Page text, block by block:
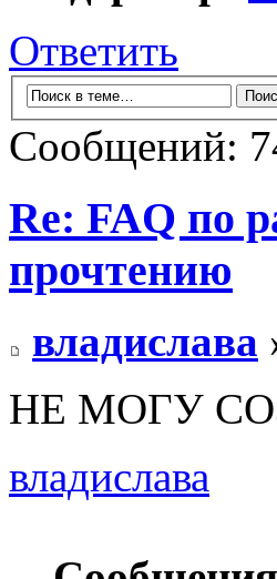
Ответить
Сообщений:
Re: FAQ по
прочтению
владислава
НЕ МОГУ
владислава